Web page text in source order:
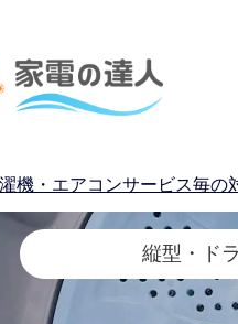
機・エアコンサービス毎の
縦型・ド